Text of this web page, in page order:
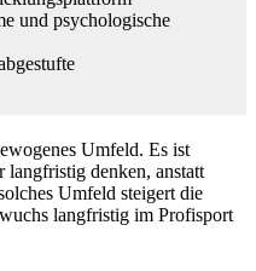
und psychologische
Umfeld. Es ist
langfristig denken, anstatt
Umfeld steigert die
langfristig im Profisport